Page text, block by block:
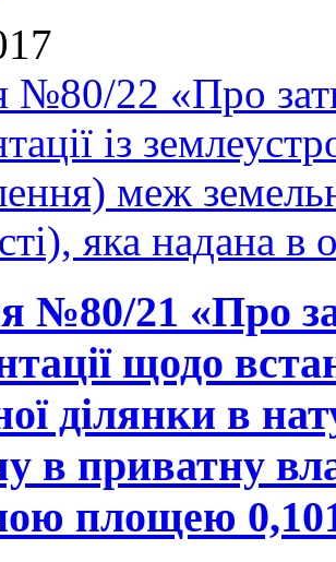
№80/22 «Про
із
меж
яка надана
№80/21 «Про
щодо
ділянки в
в приватну
площею